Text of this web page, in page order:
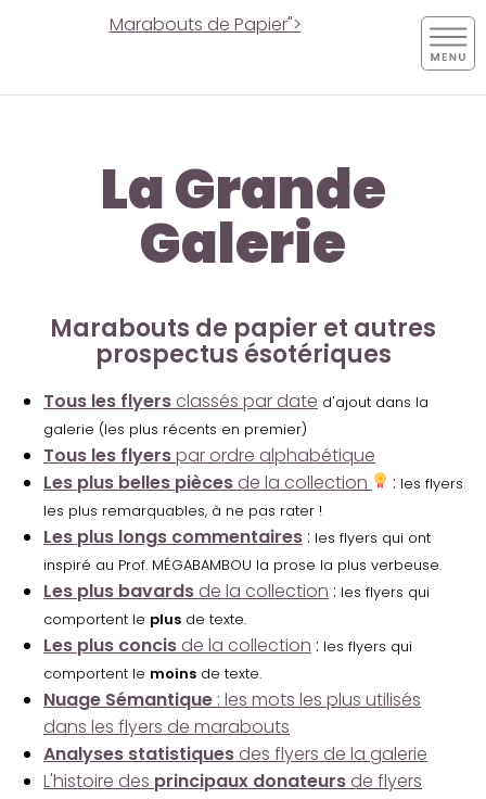
Marabouts de Papier">
La Grande
Galerie
Marabouts de papier et autres
prospectus ésotériques
Tous les flyers classés par date d'ajout dans la
galerie (les plus récents en premier)
Tous les flyerspar ordre alphabétique
Les plus belles pièces de la collection : les flyers
les plus remarquables, à ne pas rater !
Les plus longs commentaires : les flyers qui ont
inspiré au Prof. MÉGABAMBOU la prose la plus verbeuse.
Les plus bavards de la collection : les flyers qui
comportent le plus de texte.
Les plus concis de la collection : les flyers qui
comportent le moins de texte.
Nuage Sémantique : les mots les plus utilisés
dans les flyers de marabouts
Analyses statistiques des flyers de la galerie
L'histoire des principaux donateurs de flyers